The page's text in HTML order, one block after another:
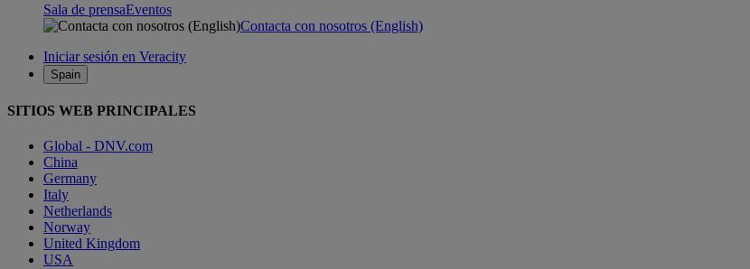
Sala de prensaEventos
Contacta con nosotros (English)
Iniciar sesión en Veracity
Spain
SITIOS WEB PRINCIPALES
Global - DNV.com
China
Germany
Italy
Netherlands
Norway
United Kingdom
USA